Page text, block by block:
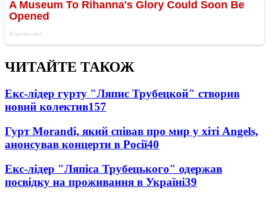
ЧИТАЙТЕ ТАКОЖ
Екс-лідер гурту "Ляпис Трубецкой" створив
новий колектив157
Гурт Morandi, який співав про мир у хіті Angels,
анонсував концерти в Росії40
Екс-лідер "Ляпіса Трубецького" одержав
посвідку на проживання в Україні39